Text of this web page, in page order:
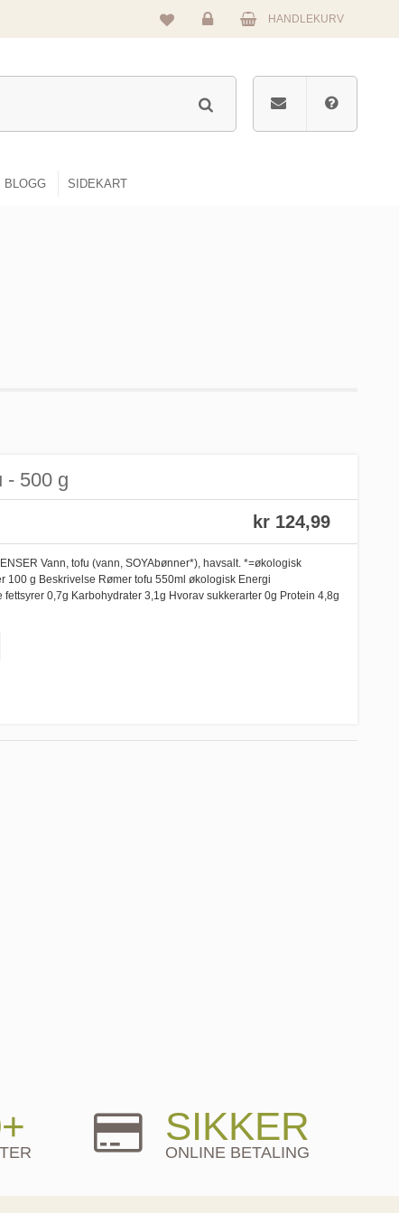
Logg
HANDLEKURV
BLOGG SIDEKART
- 500 g
kr 124,99
Vann, tofu (vann, SOYAbønner*), havsalt. *=økologisk
g Beskrivelse Rømer tofu 550ml økologisk Energi
0,7g Karbohydrater 3,1g Hvorav sukkerarter 0g Protein 4,8g
SIKKER
ONLINE BETALING